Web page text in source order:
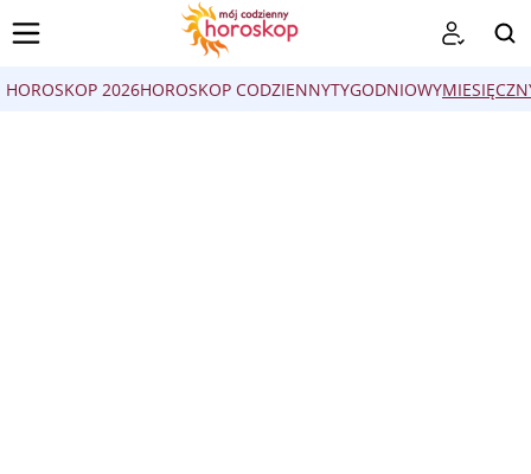
HOROSKOP 2026HOROSKOP CODZIENNYTYGODNIOWY